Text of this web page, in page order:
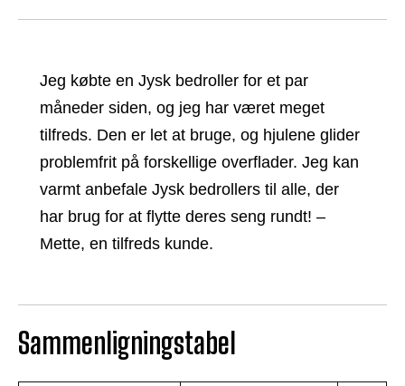
Jeg købte en Jysk bedroller for et par
måneder siden, og jeg har været meget
tilfreds. Den er let at bruge, og hjulene glider
problemfrit på forskellige overflader. Jeg kan
varmt anbefale Jysk bedrollers til alle, der
har brug for at flytte deres seng rundt! –
Mette, en tilfreds kunde.
Sammenligningstabel